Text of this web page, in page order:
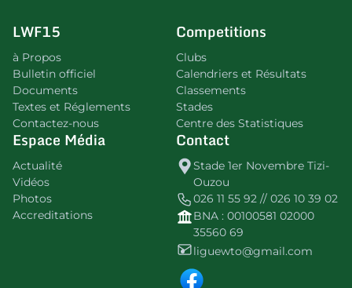
LWF15
à Propos
Bulletin officiel
Documents
Textes et Réglements
Contactez-nous
Competitions
Clubs
Calendriers et Résultats
Classements
Stades
Centre des Statistiques
Espace Média
Actualité
Vidéos
Photos
Accreditations
Contact
Stade 1er Novembre Tizi-
Ouzou
026 11 55 92 // 026 10 39 02
BNA : 00100581 02000
35560 69
liguewto@gmail.com